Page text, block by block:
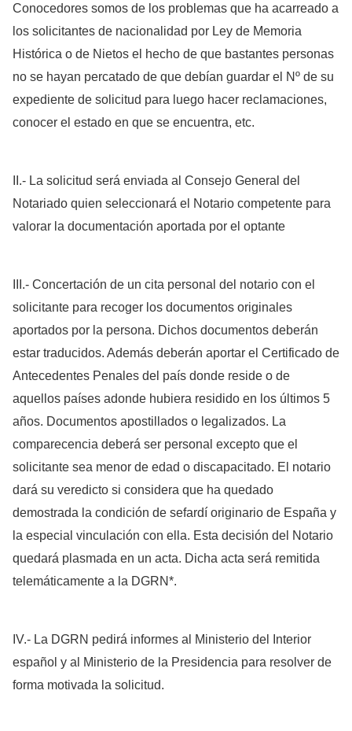
Conocedores somos de los problemas que ha acarreado a
los solicitantes de nacionalidad por Ley de Memoria
Histórica o de Nietos el hecho de que bastantes personas
no se hayan percatado de que debían guardar el Nº de su
expediente de solicitud para luego hacer reclamaciones,
conocer el estado en que se encuentra, etc.
II.- La solicitud será enviada al Consejo General del
Notariado quien seleccionará el Notario competente para
valorar la documentación aportada por el optante
III.- Concertación de un cita personal del notario con el
solicitante para recoger los documentos originales
aportados por la persona. Dichos documentos deberán
estar traducidos. Además deberán aportar el Certificado de
Antecedentes Penales del país donde reside o de
aquellos países adonde hubiera residido en los últimos 5
años. Documentos apostillados o legalizados. La
comparecencia deberá ser personal excepto que el
solicitante sea menor de edad o discapacitado. El notario
dará su veredicto si considera que ha quedado
demostrada la condición de sefardí originario de España y
la especial vinculación con ella. Esta decisión del Notario
quedará plasmada en un acta. Dicha acta será remitida
telemáticamente a la DGRN*.
IV.- La DGRN pedirá informes al Ministerio del Interior
español y al Ministerio de la Presidencia para resolver de
forma motivada la solicitud.